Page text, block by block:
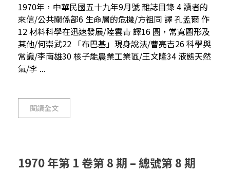
1970年，中華民國五十九年9月號 雜誌目錄 4 讀者的
來信/公共關係部6 生命層的危機/方祖同 譯 孔孟爾 作
12 材料科學在迅速發展/陸雲青 譯16 圓，常寬圖形及
其他/何崇武22 「布巴基」現身說法/曹亮吉26 科學與
常識/李南雄30 核子能農業工業區/王文隆34 液態天然
氣/李 ...
閱讀全文
1970 年第 1 卷第 8 期 – 總號第 8 期